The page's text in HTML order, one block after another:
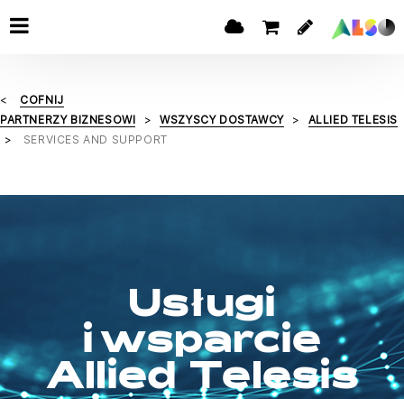
COFNIJ
PARTNERZY BIZNESOWI
WSZYSCY DOSTAWCY
ALLIED TELESIS
SERVICES AND SUPPORT
Usługi
i wsparcie
Allied Telesis